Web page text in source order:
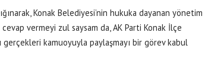
Konak Belediyesi’nin hukuka dayanan yönetim
vermeyi zul saysam da, AK Parti Konak İlçe
gerçekleri kamuoyuyla paylaşmayı bir görev kabul